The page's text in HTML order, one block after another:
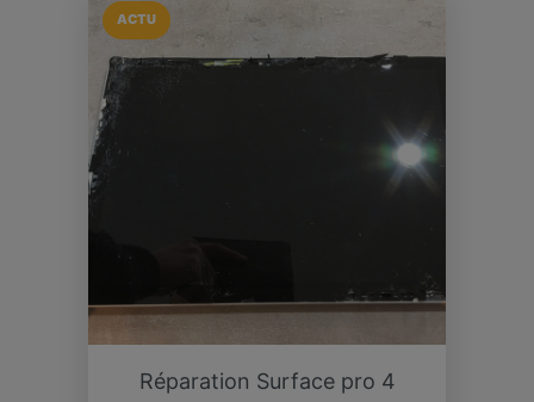
ACTU
Réparation Surface pro 4